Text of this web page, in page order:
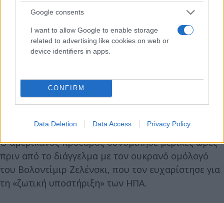
Google consents
I want to allow Google to enable storage
related to advertising like cookies on web or
device identifiers in apps.
CONFIRM
Data Deletion Data Access Privacy Policy
Βουλή των Αντιπροσώπων, οριακά.
Στο σώμα αυτό η φράξια της σκληρής δεξιάς του
GOP όχι μόνο καθαίρεσε τον επικεφαλής του, τον
αναδεχθεί νέος «speaker». Η Βουλή, βυθισμένη σε
αυτή την κρίση, αδυνατεί προς το παρόν να
Ο αμερικανός πρόεδρος συνομίλησε μερικές ώρες
πριν από το διάγγελμα με τον ουκρανό ομόλογό
του Βολοντίμιρ Ζελένσκι, που τον ευχαρίστησε για
τη «ζωτική υποστήριξη» των ΗΠΑ.